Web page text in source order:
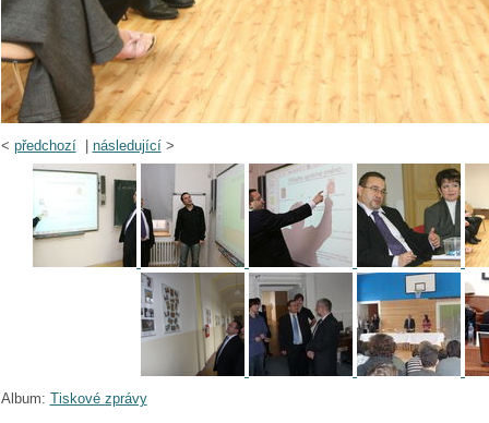
< předchozí| následující>
Album: Tiskové zprávy